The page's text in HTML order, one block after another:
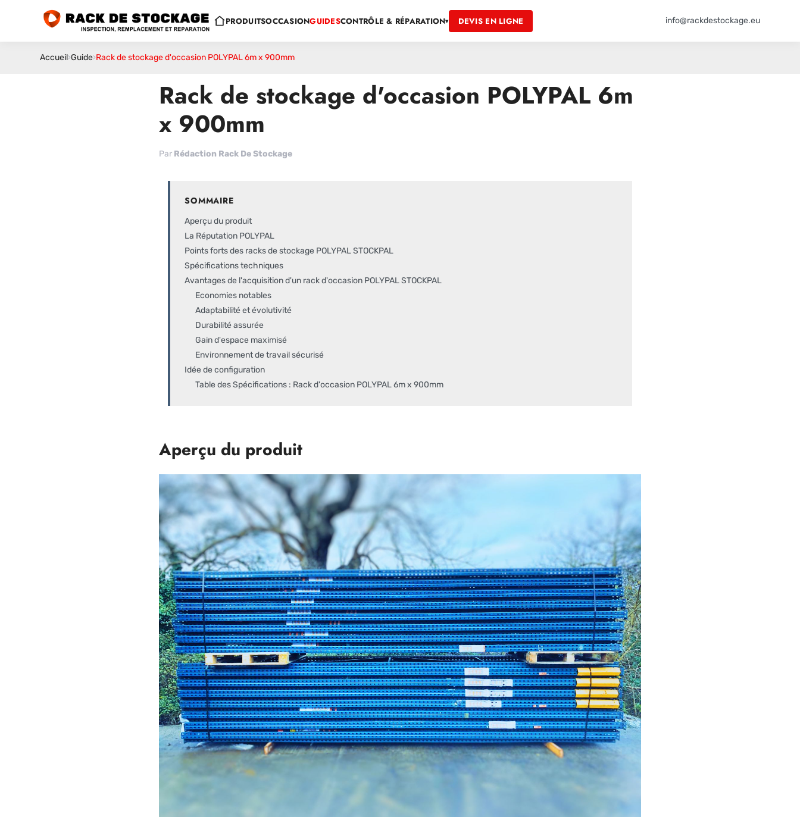
PRODUITSOCCASIONGUIDESCONTRÔLE & RÉPARATION▾ DEVIS EN LIGNE info@rackdestockage.eu
Accueil›Guide›Rack de stockage d'occasion POLYPAL 6m x 900mm
Rack de stockage d'occasion POLYPAL 6m
x 900mm
Par Rédaction Rack De Stockage
SOMMAIRE
Aperçu du produit
La Réputation POLYPAL
Points forts des racks de stockage POLYPAL STOCKPAL
Spécifications techniques
Avantages de l'acquisition d'un rack d'occasion POLYPAL STOCKPAL
Economies notables
Adaptabilité et évolutivité
Durabilité assurée
Gain d'espace maximisé
Environnement de travail sécurisé
Idée de configuration
Table des Spécifications : Rack d'occasion POLYPAL 6m x 900mm
Aperçu du produit